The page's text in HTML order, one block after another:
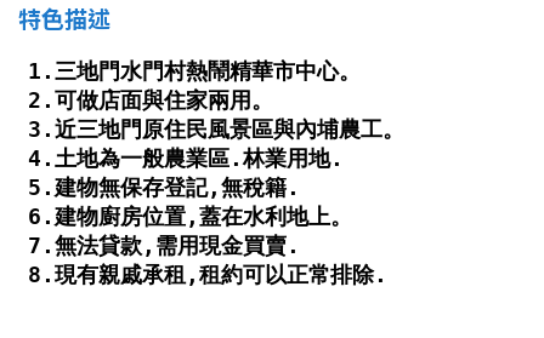
澎湖縣
屏東縣
台東縣
花蓮縣
80坪以上
~
樓層
不拘
特色描述